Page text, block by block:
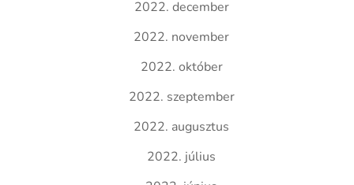
2022. december
2022. november
2022. október
2022. szeptember
2022. augusztus
2022. július